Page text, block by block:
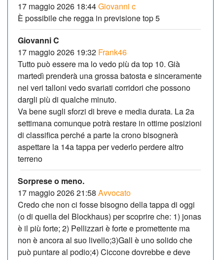
17 maggio 2026 18:44Giovanni c
È possibile che regga in previsione top 5
Giovanni C
17 maggio 2026 19:32 Frank46
Tutto può essere ma lo vedo più da top 10. Già
martedì prenderà una grossa batosta e sinceramente
nei veri talloni vedo svariati corridori che possono
dargli più di qualche minuto.
Va bene sugli sforzi di breve e media durata. La 2a
settimana comunque potrà restare in ottime posizioni
di classifica perché a parte la crono bisognerà
aspettare la 14a tappa per vederlo perdere altro
terreno
Sorprese o meno.
17 maggio 2026 21:58 Avvocato
Credo che non ci fosse bisogno della tappa di oggi
(o di quella del Blockhaus) per scoprire che: 1) jonas
è il più forte; 2) Pellizzari è forte e promettente ma
non è ancora al suo livello;3)Gall è uno solido che
può puntare al podio;4) Ciccone dovrebbe e deve